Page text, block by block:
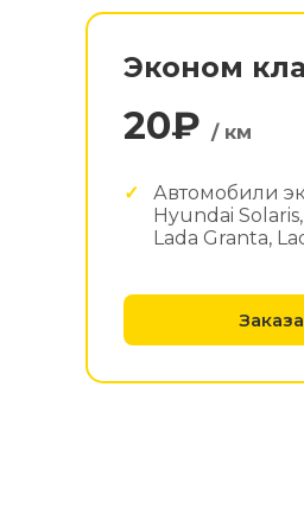
Эконом
20₽ / км
Автомобили
Hyundai
Lada Granta,